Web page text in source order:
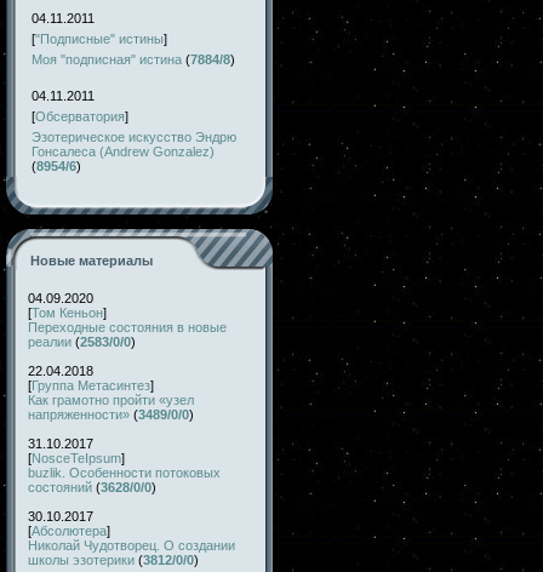
04.11.2011
["Подписные" истины]
Моя "подписная" истина (7884/8)
04.11.2011
[Обсерватория]
Эзотерическое искусство Эндрю
Гонсалеса (Andrew Gonzalez)
(8954/6)
Новые материалы
04.09.2020
[Том Кеньон]
Переходные состояния в новые
реалии (2583/0/0)
22.04.2018
[Группа Метасинтез]
Как грамотно пройти «узел
напряженности» (3489/0/0)
31.10.2017
[NosceTeIpsum]
buzlik. Особенности потоковых
состояний (3628/0/0)
30.10.2017
[Абсолютера]
Николай Чудотворец. О создании
школы эзотерики (3812/0/0)